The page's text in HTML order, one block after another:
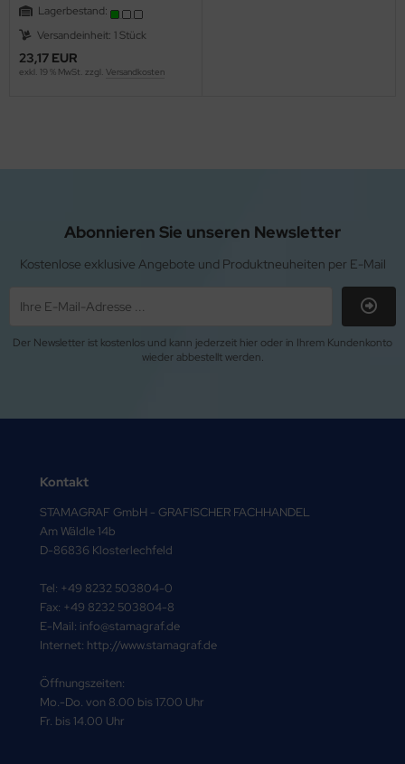
Lagerbestand:
Versandeinheit: 1 Stück
23,17 EUR
exkl. 19 % MwSt. zzgl. Versandkosten
Abonnieren Sie unseren Newsletter
Kostenlose exklusive Angebote und Produktneuheiten per E-Mail
Der Newsletter ist kostenlos und kann jederzeit hier oder in Ihrem Kundenkonto
wieder abbestellt werden.
Kontakt
STAMAGRAF GmbH - GRAFISCHER FACHHANDEL
Am Wäldle 14b
D-86836 Klosterlechfeld
Tel: +49 8232 503804-0
Fax: +49 8232 503804-8
E-Mail: info@stamagraf.de
Internet: http://www.stamagraf.de
Öffnungszeiten:
Mo.-Do. von 8.00 bis 17.00 Uhr
Fr. bis 14.00 Uhr